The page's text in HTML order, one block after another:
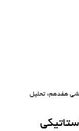
هفدهم: تحلیل